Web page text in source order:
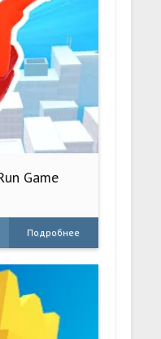
Game
Подробнее